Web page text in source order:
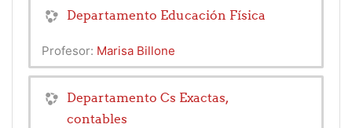
Departamento Educación Física
Profesor: Marisa Billone
Departamento Cs Exactas,
contables